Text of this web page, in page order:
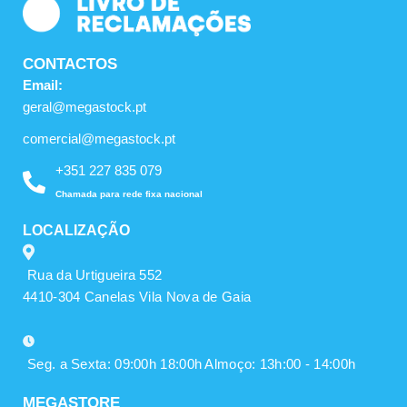
CONTACTOS
Email:
geral@megastock.pt
comercial@megastock.pt
+351 227 835 079
Chamada para rede fixa nacional
LOCALIZAÇÃO
Rua da Urtigueira 552
4410-304 Canelas Vila Nova de Gaia
Seg. a Sexta: 09:00h 18:00h Almoço: 13h:00 - 14:00h
MEGASTORE